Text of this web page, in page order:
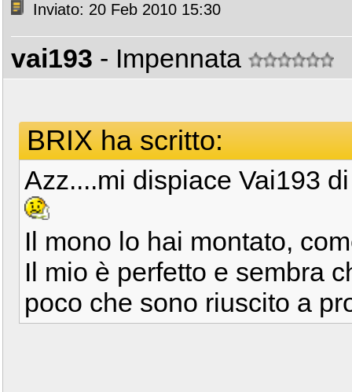
Inviato: 20 Feb 2010 15:30
vai193 - Impennata
BRIX ha scritto:
Azz....mi dispiace Vai193
Il mono lo hai montato,
Il mio è perfetto e sembra
poco che sono riuscito a